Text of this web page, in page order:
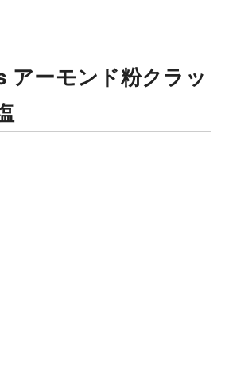
ーモンド粉クラッ